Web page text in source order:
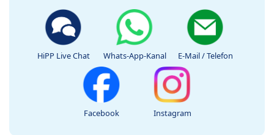
HiPP Live Chat Whats-App-Kanal E-Mail / Telefon
Facebook Instagram